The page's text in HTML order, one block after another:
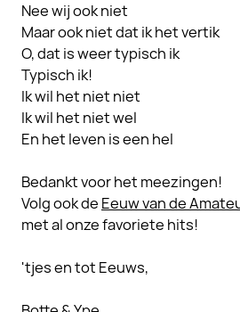
Nee wij ook niet
Maar ook niet dat ik het vertik
O, dat is weer typisch ik
Typisch ik!
Ik wil het niet niet
Ik wil het niet wel
En het leven is een hel
Bedankt voor het meezingen!
Volg ook de Eeuw van de
met al onze favoriete hits!
'tjes en tot Eeuws,